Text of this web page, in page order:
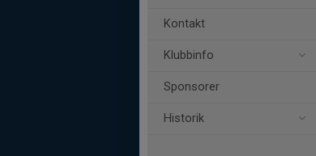
Kontakt
Klubbinfo
Sponsorer
Historik